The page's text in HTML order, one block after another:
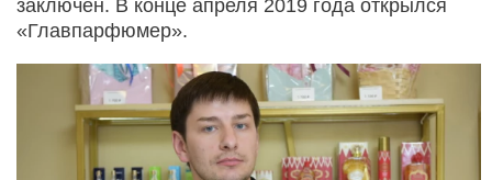
заключен. В конце апреля 2019 года открылся
«Главпарфюмер».